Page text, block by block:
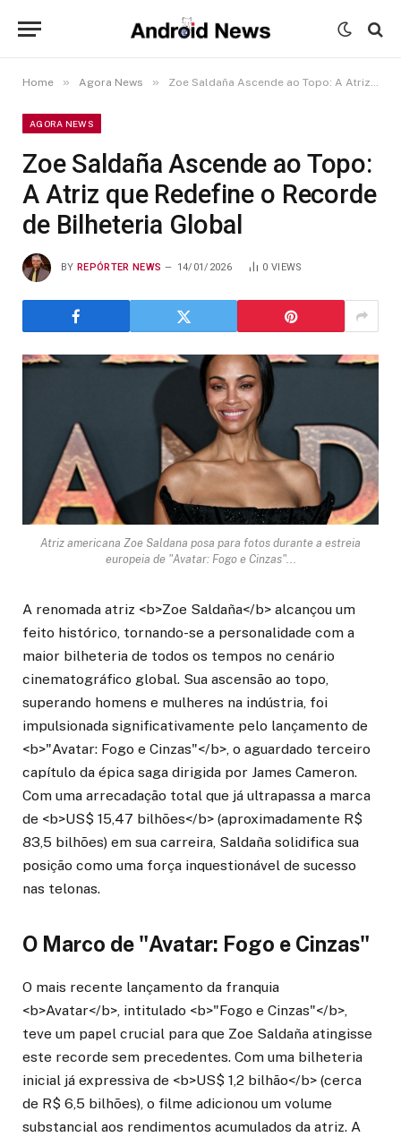
Home » Agora News » Zoe Saldaña Ascende ao Topo: A Atriz que Redefine o Recorde de Bilheteria Global
AGORA NEWS
Zoe Saldaña Ascende ao Topo:
A Atriz que Redefine o Recorde
de Bilheteria Global
BY REPÓRTER NEWS 14/01/2026 0 VIEWS
Atriz americana Zoe Saldana posa para fotos durante a estreia
europeia de "Avatar: Fogo e Cinzas"...
A renomada atriz <b>Zoe Saldaña</b> alcançou um
feito histórico, tornando-se a personalidade com a
maior bilheteria de todos os tempos no cenário
cinematográfico global. Sua ascensão ao topo,
superando homens e mulheres na indústria, foi
impulsionada significativamente pelo lançamento de
<b>"Avatar: Fogo e Cinzas"</b>, o aguardado terceiro
capítulo da épica saga dirigida por James Cameron.
Com uma arrecadação total que já ultrapassa a marca
de <b>US$ 15,47 bilhões</b> (aproximadamente R$
83,5 bilhões) em sua carreira, Saldaña solidifica sua
posição como uma força inquestionável de sucesso
nas telonas.
O Marco de "Avatar: Fogo e Cinzas"
O mais recente lançamento da franquia
<b>Avatar</b>, intitulado <b>"Fogo e Cinzas"</b>,
teve um papel crucial para que Zoe Saldaña atingisse
este recorde sem precedentes. Com uma bilheteria
inicial já expressiva de <b>US$ 1,2 bilhão</b> (cerca
de R$ 6,5 bilhões), o filme adicionou um volume
substancial aos rendimentos acumulados da atriz. A